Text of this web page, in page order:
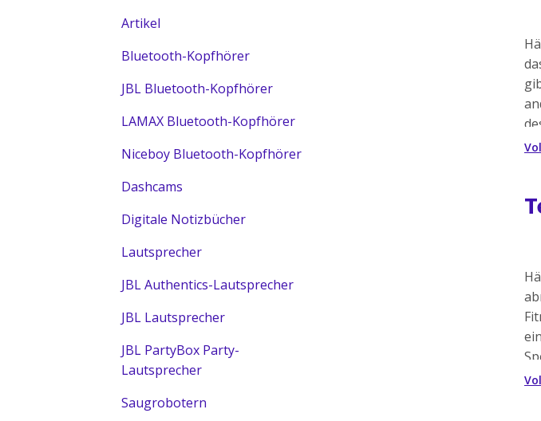
Artikel
Bluetooth-Kopfhörer
JBL Bluetooth-Kopfhörer
LAMAX Bluetooth-Kopfhörer
Niceboy Bluetooth-Kopfhörer
Dashcams
Digitale Notizbücher
Lautsprecher
JBL Authentics-Lautsprecher
JBL Lautsprecher
JBL PartyBox Party-
Lautsprecher
Saugrobotern